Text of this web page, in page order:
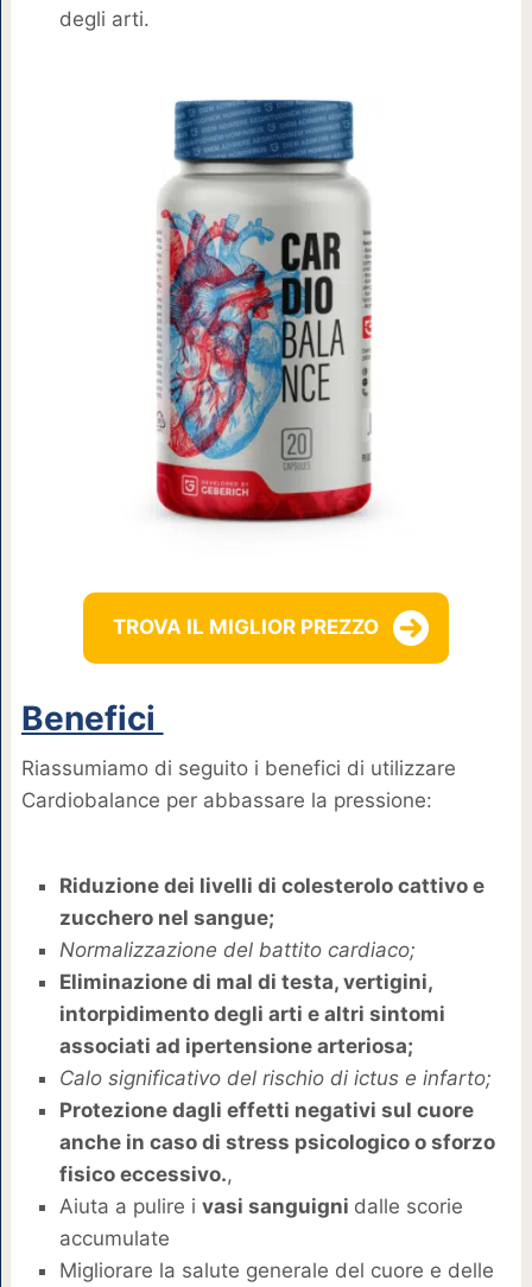
degli arti.
TROVA IL MIGLIOR PREZZO
Benefici
Riassumiamo di seguito i benefici di utilizzare
Cardiobalance per abbassare la pressione:
Riduzione dei livelli di colesterolo cattivo e
zucchero nel sangue;
Normalizzazione del battito cardiaco;
Eliminazione di mal di testa, vertigini,
intorpidimento degli arti e altri sintomi
associati ad ipertensione arteriosa;
Calo significativo del rischio di ictus e infarto;
Protezione dagli effetti negativi sul cuore
anche in caso di stress psicologico o sforzo
fisico eccessivo.,
Aiuta a pulire i vasi sanguigni dalle scorie
accumulate
Migliorare la salute generale del cuore e delle